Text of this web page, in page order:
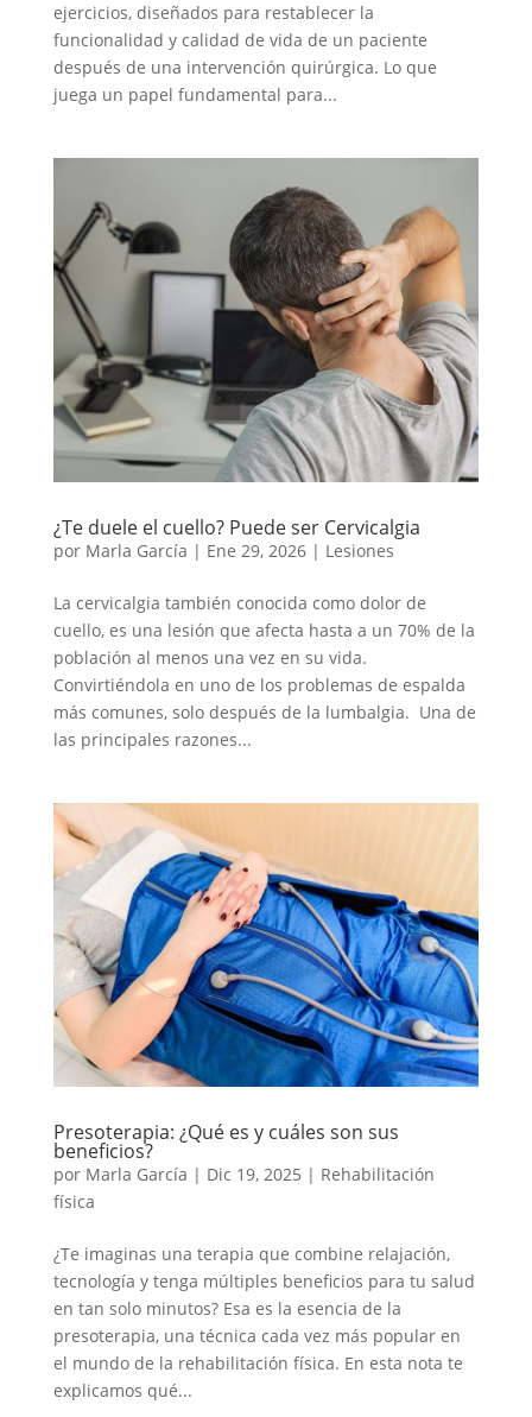
ejercicios, diseñados para restablecer la
funcionalidad y calidad de vida de un paciente
después de una intervención quirúrgica. Lo que
juega un papel fundamental para...
¿Te duele el cuello? Puede ser Cervicalgia
por Marla García | Ene 29, 2026| Lesiones
La cervicalgia también conocida como dolor de
cuello, es una lesión que afecta hasta a un 70% de la
población al menos una vez en su vida.
Convirtiéndola en uno de los problemas de espalda
más comunes, solo después de la lumbalgia. Una de
las principales razones...
Presoterapia: ¿Qué es y cuáles son sus
beneficios?
por Marla García | Dic 19, 2025 | Rehabilitación
física
¿Te imaginas una terapia que combine relajación,
tecnología y tenga múltiples beneficios para tu salud
en tan solo minutos? Esa es la esencia de la
presoterapia, una técnica cada vez más popular en
el mundo de la rehabilitación física. En esta nota te
explicamos qué...